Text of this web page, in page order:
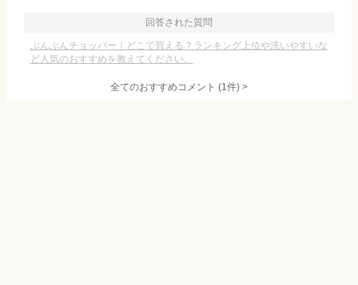
回答された質問
ぶんぶんチョッパー｜どこで買える？ランキング上位や洗いやすいな
ど人気のおすすめを教えてください。
全てのおすすめコメント (1件) >